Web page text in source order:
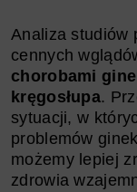
Analiza studiów
cennych
chorobami
kręgosłupa.
sytuacji, w
problemów
możemy lepiej
zdrowia